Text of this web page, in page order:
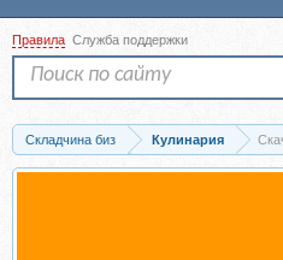
Правила Служба поддержки
Складчина биз Кулинария